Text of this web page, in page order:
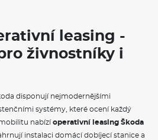
leasing -
živnostníky i
disponují nejmodernějšími
systémy, které ocení každý
nabízíoperativní leasing Škoda
instalaci domácí dobíjecí stanice a